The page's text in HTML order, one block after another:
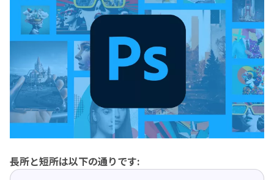
長所と短所は以下の通りです: